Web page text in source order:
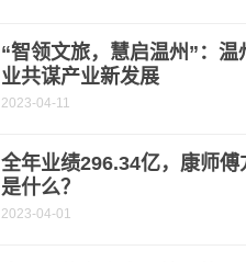
“智领文旅，慧启温州”：
业共谋产业新发展
2023-04-11
全年业绩296.34亿，康师
是什么？
2023-04-01